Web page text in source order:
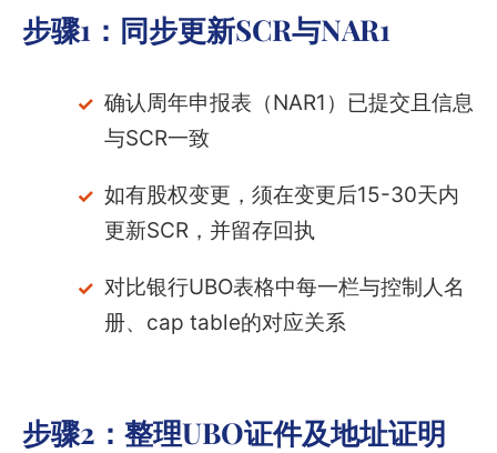
步骤1：同步更新SCR与NAR1
确认周年申报表（NAR1）已提交且信息
与SCR一致
如有股权变更，须在变更后15-30天内
更新SCR，并留存回执
对比银行UBO表格中每一栏与控制人名
册、cap table的对应关系
步骤2：整理UBO证件及地址证明